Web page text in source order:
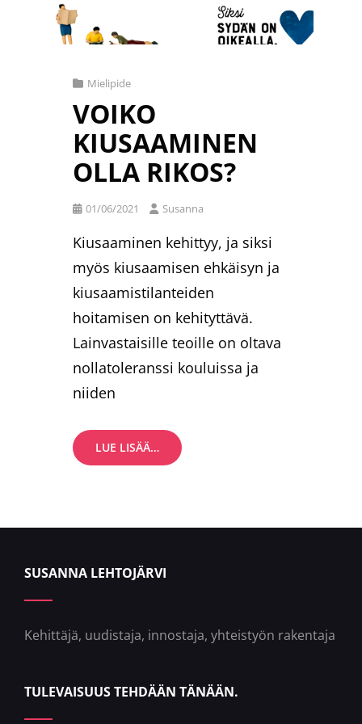
Cat
Links
Mielipide
VOIKO
KIUSAAMINEN
OLLA RIKOS?
Posted
01/06/2021 Susanna
Kiusaaminen kehittyy, ja siksi
myös kiusaamisen ehkäisyn ja
kiusaamistilanteiden
hoitamisen on kehityttävä.
Lainvastaisille teoille on oltava
nollatoleranssi kouluissa ja
niiden
LUE LISÄÄ…VOIKO
KIUSAAMINEN
SUSANNA LEHTOJÄRVI
Kehittäjä, uudistaja, innostaja, yhteistyön rakentaja
TULEVAISUUS TEHDÄÄN TÄNÄÄN.